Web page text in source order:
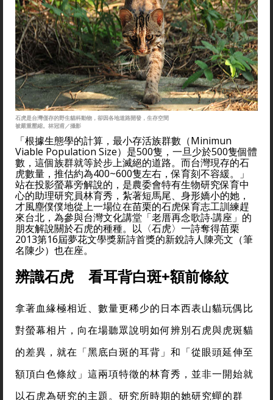
石虎是台灣僅存的野生貓科動物，卻因各地道路開發，生存空間
被嚴重壓縮。林冠甫／攝影
「根據生態學的計算，最小存活族群數（Minimun
Viable Population Size）是500隻，一旦少於500隻個體
數，這個族群就等於步上滅絕的道路。而台灣現存的石
虎數量，推估約為400~600隻左右，保育刻不容緩。」
站在投影螢幕旁解說的，是農委會特有生物研究保育中
心的助理研究員林育秀，紮著短馬尾、身形嬌小的她，
才風塵僕僕地從上一場位在苗栗的石虎保育志工訓練趕
來台北，為參與台灣文化講堂「老厝再念歌詩‧講座」的
朋友解說關於石虎的種種。以〈石虎〉一詩奪得苗栗
2013第16屆夢花文學獎新詩首獎的新銳詩人陳亮文（筆
名陳少）也在座。
辨識石虎 看耳背白斑+額前條紋
拿著血緣極相近、數量更稀少的日本西表山貓玩偶比
對螢幕相片，向在場聽眾說明如何辨別石虎與虎斑貓
的差異，就在「黑底白斑的耳背」和「從眼頭延伸至
額頂白色條紋」這兩項特徵的林育秀，並非一開始就
以石虎為研究的主題。研究所時期的她研究蟬的群